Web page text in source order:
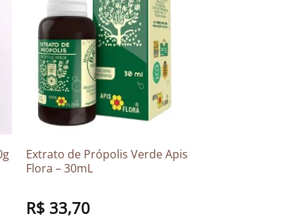
Extrato de Própolis Verde Apis
Flora – 30mL
R$33,70